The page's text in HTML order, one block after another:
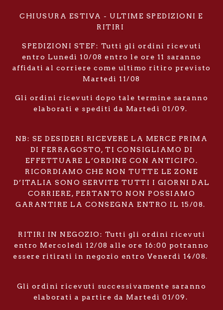
CHIUSURA ESTIVA - ULTIME SPEDIZIONI E
RITIRI
SPEDIZIONI STEF: Tutti gli ordini ricevuti
entro Lunedì 10/08 entro le ore 11 saranno
affidati al corriere come ultimo ritiro previsto
Martedì 11/08
Gli ordini ricevuti dopo tale termine saranno
elaborati e spediti da Martedì 01/09.
NB: SE DESIDERI RICEVERE LA MERCE PRIMA
DI FERRAGOSTO, TI CONSIGLIAMO DI
EFFETTUARE L’ORDINE CON ANTICIPO.
RICORDIAMO CHE NON TUTTE LE ZONE
D’ITALIA SONO SERVITE TUTTI I GIORNI DAL
CORRIERE, PERTANTO NON POSSIAMO
GARANTIRE LA CONSEGNA ENTRO IL 15/08.
RITIRI IN NEGOZIO: Tutti gli ordini ricevuti
entro Mercoledì 12/08 alle ore 16:00 potranno
essere ritirati in negozio entro Venerdì 14/08.
Gli ordini ricevuti successivamente saranno
elaborati a partire da Martedì 01/09.